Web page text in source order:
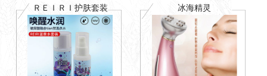
ＲＥＩＲＩ护肤套装 冰海精灵